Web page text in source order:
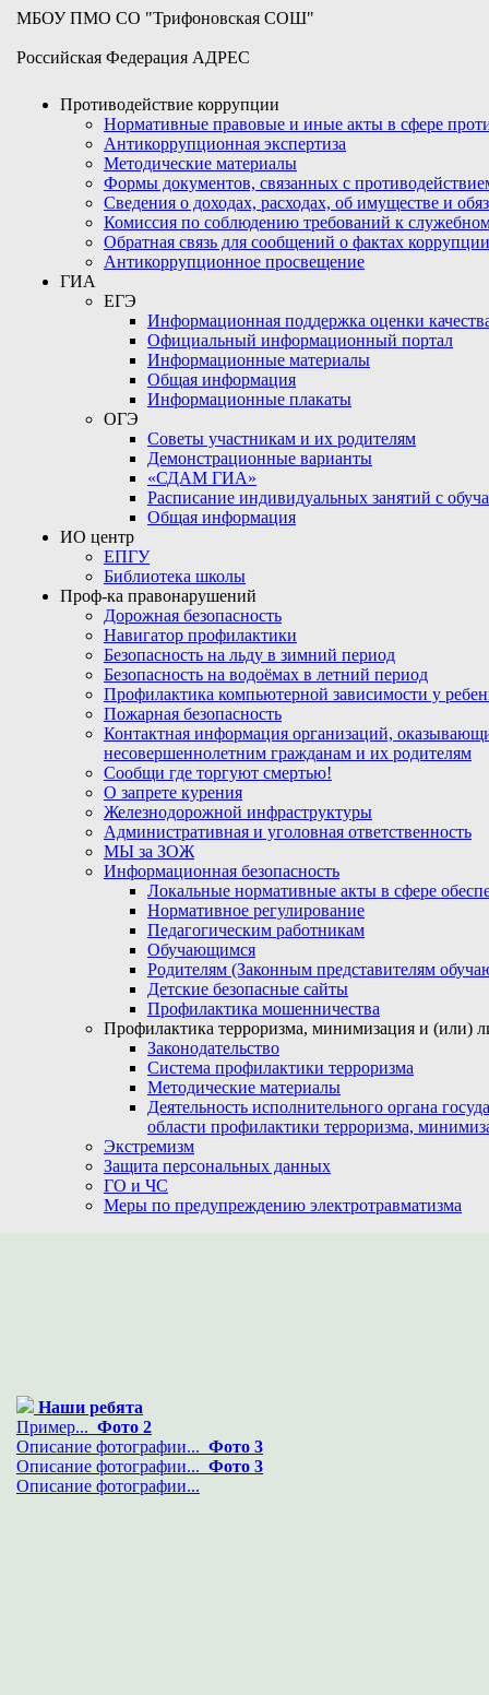
МБОУ ПМО СО "Трифоновская СОШ"
Российская Федерация АДРЕС
Противодействие коррупции
Нормативные правовые и иные акты в сфере
Антикоррупционная экспертиза
Методические материалы
Формы документов, связанных с
Сведения о доходах, расходах, об имуществе и
Комиссия по соблюдению требований к
Обратная связь для сообщений о фактах коррупции
Антикоррупционное просвещение
ГИА
ЕГЭ
Информационная поддержка оценки
Официальный информационный портал
Информационные материалы
Общая информация
Информационные плакаты
ОГЭ
Советы участникам и их родителям
Демонстрационные варианты
«СДАМ ГИА»
Расписание индивидуальных занятий с
Общая информация
ИО центр
ЕПГУ
Библиотека школы
Проф-ка правонарушений
Дорожная безопасность
Навигатор профилактики
Безопасность на льду в зимний период
Безопасность на водоёмах в летний период
Профилактика компьютерной зависимости у
Пожарная безопасность
Контактная информация организаций,
несовершеннолетним гражданам и их родителям
Сообщи где торгуют смертью!
О запрете курения
Железнодорожной инфраструктуры
Административная и уголовная ответственность
МЫ за ЗОЖ
Информационная безопасность
Локальные нормативные акты в сфере
Нормативное регулирование
Педагогическим работникам
Обучающимся
Родителям (Законным представителям
Детские безопасные сайты
Профилактика мошенничества
Профилактика терроризма, минимизация и (или)
Законодательство
Система профилактики терроризма
Методические материалы
Деятельность исполнительного органа
области профилактики терроризма,
Экстремизм
Защита персональных данных
ГО и ЧС
Меры по предупреждению электротравматизма
Наши ребята
Пример... Фото 2
Описание фотографии... Фото 3
Описание фотографии... Фото 3
Описание фотографии...